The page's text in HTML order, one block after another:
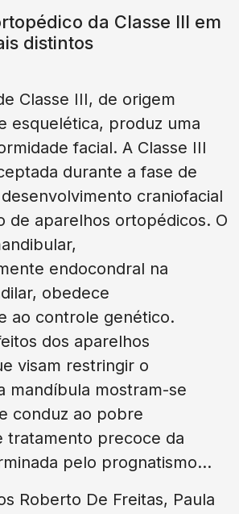
da Classe III em
distintos
Classe III, de origem
esquelética, produz uma
facial. A Classe III
durante a fase de
craniofacial
de aparelhos ortopédicos. O
endocondral na
obedece
ao controle genético.
dos aparelhos
visam restringir o
mandíbula mostram-se
conduz ao pobre
tratamento precoce da
pelo prognatismo...
Roberto De Freitas, Paula